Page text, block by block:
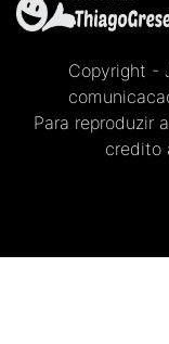
Copyright -
Para reproduzir
credito